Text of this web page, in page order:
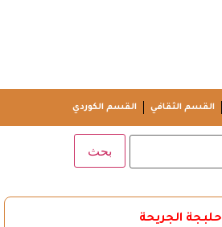
القسم الثقافي القسم الكوردي
حلبجة الجريحة